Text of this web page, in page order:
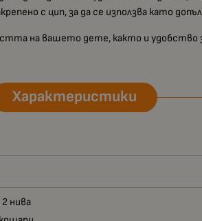
с цип, за да се използва като
на вашето дете, както и
Характеристики
нива